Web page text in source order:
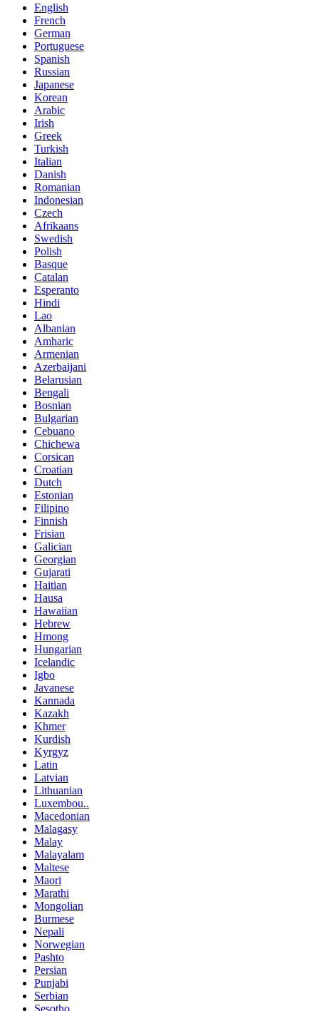
English
French
German
Portuguese
Spanish
Russian
Japanese
Korean
Arabic
Irish
Greek
Turkish
Italian
Danish
Romanian
Indonesian
Czech
Afrikaans
Swedish
Polish
Basque
Catalan
Esperanto
Hindi
Lao
Albanian
Amharic
Armenian
Azerbaijani
Belarusian
Bengali
Bosnian
Bulgarian
Cebuano
Chichewa
Corsican
Croatian
Dutch
Estonian
Filipino
Finnish
Frisian
Galician
Georgian
Gujarati
Haitian
Hausa
Hawaiian
Hebrew
Hmong
Hungarian
Icelandic
Igbo
Javanese
Kannada
Kazakh
Khmer
Kurdish
Kyrgyz
Latin
Latvian
Lithuanian
Luxembou..
Macedonian
Malagasy
Malay
Malayalam
Maltese
Maori
Marathi
Mongolian
Burmese
Nepali
Norwegian
Pashto
Persian
Punjabi
Serbian
Sesotho